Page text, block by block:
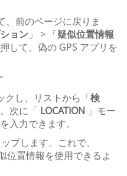
、前のページに戻りま
ョン 」 > 「疑似位置情報
して、偽の GPS アプリを
クし、リストから「検
次に「 LOCATION 」モー
入力できます。
プします。これで、
位置情報を使用できるよ